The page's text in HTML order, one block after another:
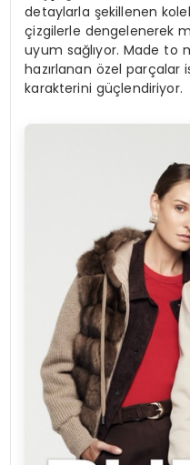
detaylarla şekillenen
çizgilerle dengelenerek
uyum sağlıyor. Made to
hazırlanan özel parçalar
karakterini güçlendiriyor.